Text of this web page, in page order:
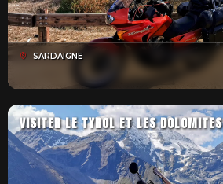
SARDAIGNE
VISITER LE TYROL ET LES DOLOMITES